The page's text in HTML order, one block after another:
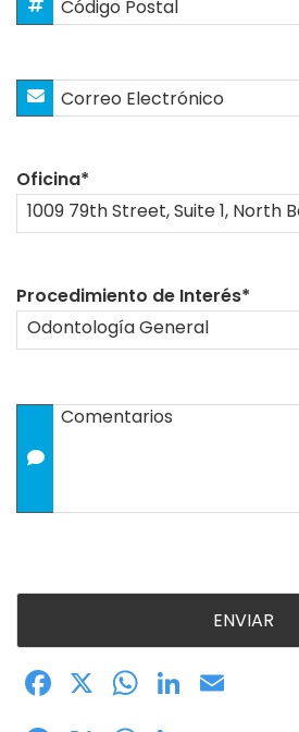
Postal
*
Correo
Electrónico
*
Oficina*
Procedimiento de Interés*
Comentarios
Facebook
X WhatsApp
LinkedIn